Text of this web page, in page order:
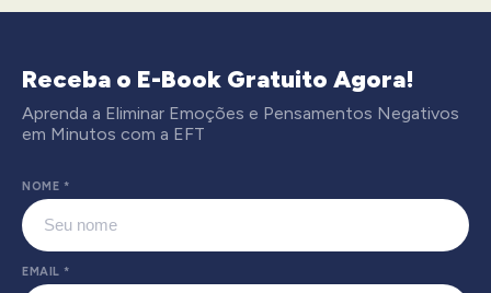
Receba o E-Book Gratuito Agora!
Aprenda a Eliminar Emoções e Pensamentos Negativos
em Minutos com a EFT
NOME *
EMAIL *